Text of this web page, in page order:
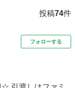
投稿74件
フォローする